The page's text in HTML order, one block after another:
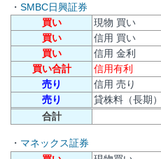
・ SMBC日興証券
買い
現物 買い
買い
信用 買い
買い
信用 金利
買い合計
信用有利
売り
信用 売り
売り
貸株料（長期）
合計
・ マネックス証券